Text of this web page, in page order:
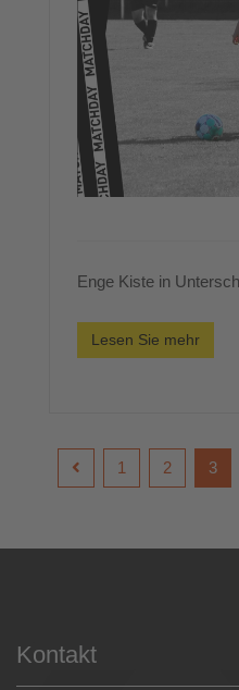
Enge Kiste in
Lesen Sie mehr
1 2 3
Kontakt